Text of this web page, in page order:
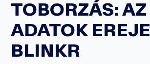
TOBORZÁS: AZ
ADATOK EREJE
BLINKR